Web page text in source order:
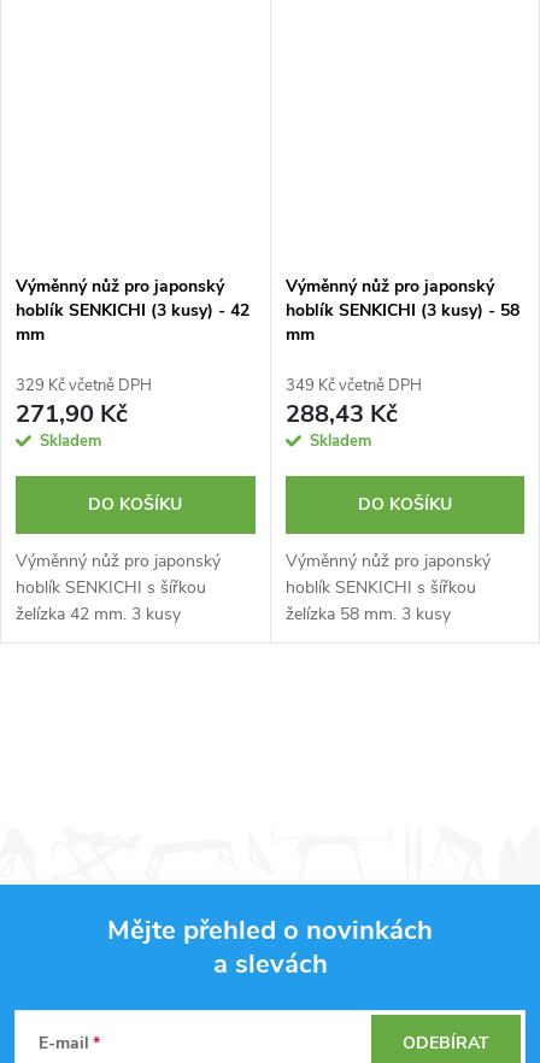
Výměnný nůž pro japonský
hoblík SENKICHI (3 kusy) - 42
mm
329 Kč včetně DPH
271,90 Kč
Skladem
DO KOŠÍKU
Výměnný nůž pro japonský
hoblík SENKICHI s šířkou
želízka 42 mm. 3 kusy
Výměnný nůž pro japonský
hoblík SENKICHI (3 kusy) - 58
mm
349 Kč včetně DPH
288,43 Kč
Skladem
DO KOŠÍKU
Výměnný nůž pro japonský
hoblík SENKICHI s šířkou
želízka 58 mm. 3 kusy
c
Mějte přehled o novinkách
a slevách
E-mail ODEBÍRAT